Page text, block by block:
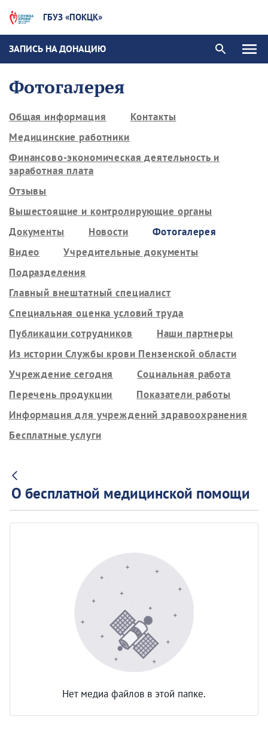
ГБУЗ «ПОКЦК»
ЗАПИСЬ НА ДОНАЦИЮ
Фотогалерея
Общая информация
Контакты
Медицинские работники
Финансово-экономическая деятельность и
заработная плата
Отзывы
Вышестоящие и контролирующие органы
Документы
Новости
Фотогалерея
Видео
Учредительные документы
Подразделения
Главный внештатный специалист
Специальная оценка условий труда
Публикации сотрудников
Наши партнеры
Из истории Службы крови Пензенской области
Учреждение сегодня
Социальная работа
Перечень продукции
Показатели работы
Информация для учреждений здравоохранения
Бесплатные услуги
О бесплатной медицинской помощи
Нет медиа файлов в этой папке.